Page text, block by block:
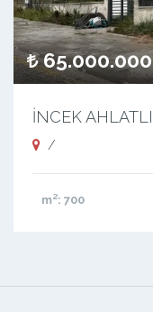
65.000.000
/
m²: 700